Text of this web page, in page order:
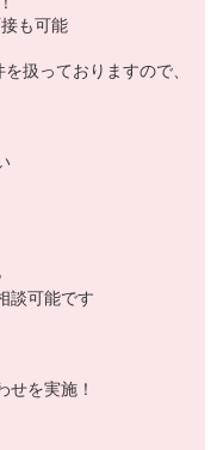
も可能
扱っておりますので、
談可能です
せを実施！